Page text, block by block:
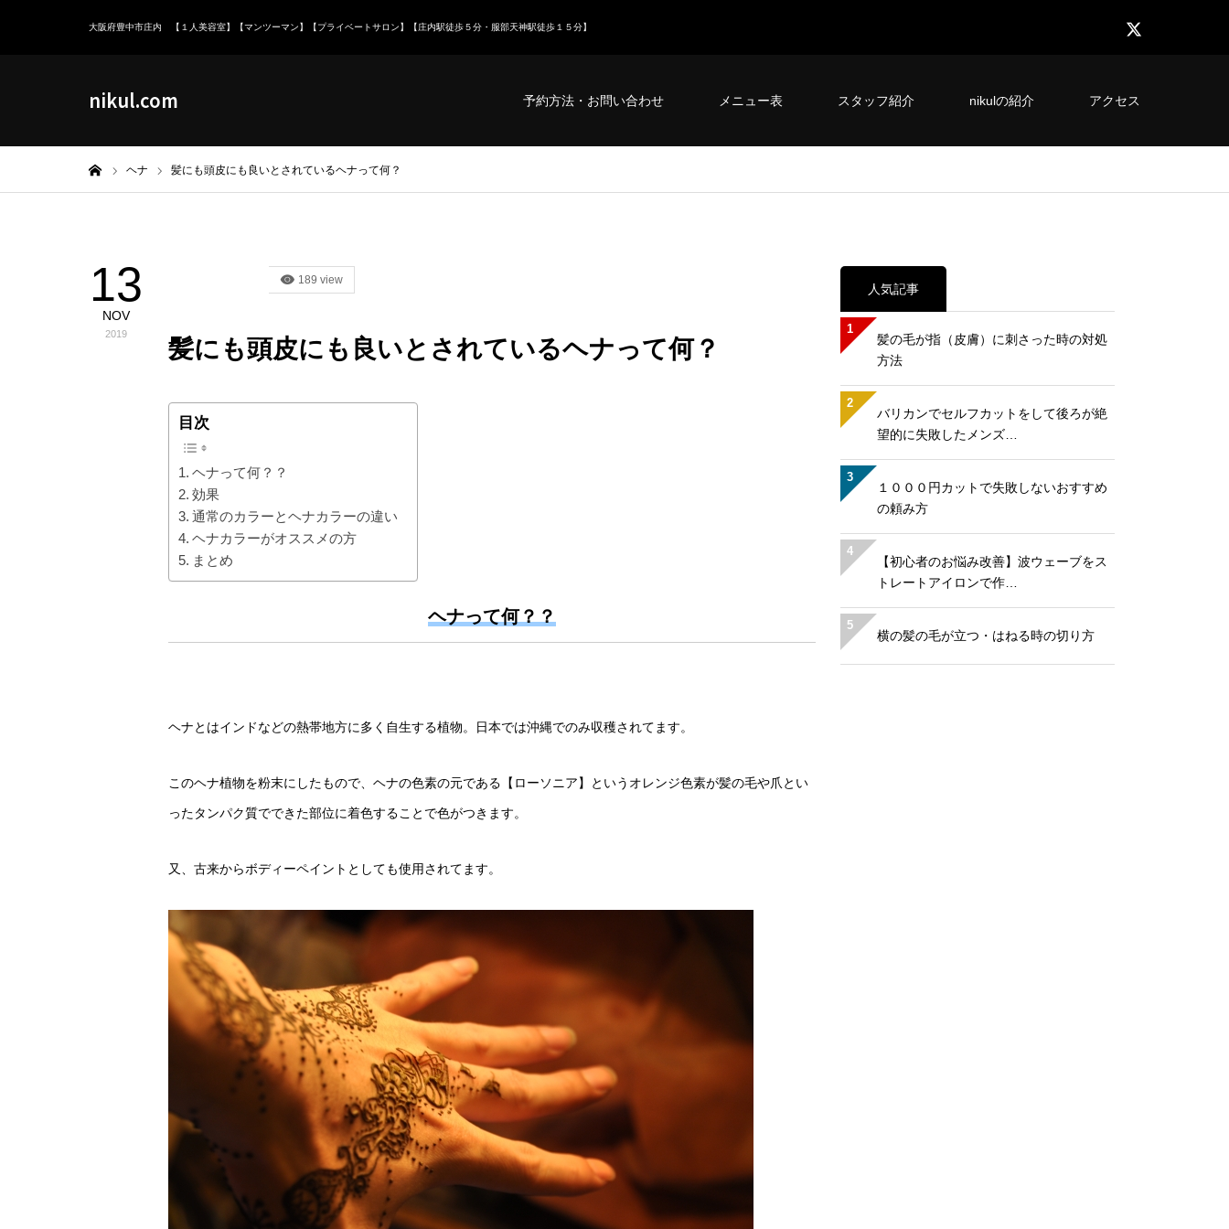
大阪府豊中市庄内 【１人美容室】【マンツーマン】【プライベートサロン】【庄内駅徒歩５分・服部天神駅徒歩１５分】
nikul.com 予約方法・お問い合わせ メニュー表 スタッフ紹介 nikulの紹介 アクセス
ヘナ 髪にも頭皮にも良いとされているヘナって何？
13
NOV
2019
189 view
髪にも頭皮にも良いとされているヘナって何？
目次
ヘナって何？？
効果
通常のカラーとヘナカラーの違い
ヘナカラーがオススメの方
まとめ
ヘナって何？？
ヘナとはインドなどの熱帯地方に多く自生する植物。日本では沖縄でのみ収穫されてます。
このヘナ植物を粉末にしたもので、ヘナの色素の元である【ローソニア】というオレンジ色素が髪の毛や爪とい
ったタンパク質でできた部位に着色することで色がつきます。
又、古来からボディーペイントとしても使用されてます。
人気記事
1
髪の毛が指（皮膚）に刺さった時の対処
方法
2
バリカンでセルフカットをして後ろが絶
望的に失敗したメンズ…
3
１０００円カットで失敗しないおすすめ
の頼み方
4
【初心者のお悩み改善】波ウェーブをス
トレートアイロンで作…
5
横の髪の毛が立つ・はねる時の切り方